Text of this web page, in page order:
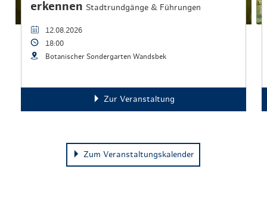
erkennen Stadtrundgänge & Führungen
12.08.2026
18:00
Botanischer Sondergarten Wandsbek
Zur Veranstaltung
Zum Veranstaltungskalender